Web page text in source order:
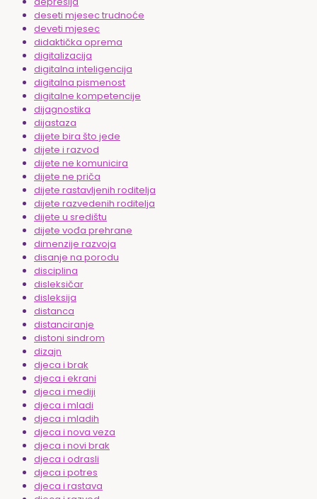
deseti mjesec trudnoće
deveti mjesec
didaktička oprema
digitalizacija
digitalna inteligencija
digitalna pismenost
digitalne kompetencije
dijagnostika
dijastaza
dijete bira što jede
dijete i razvod
dijete ne komunicira
dijete ne priča
dijete rastavljenih roditelja
dijete razvedenih roditelja
dijete u središtu
dijete vođa prehrane
dimenzije razvoja
disanje na porodu
disciplina
disleksičar
disleksija
distanca
distanciranje
distoni sindrom
dizajn
djeca i brak
djeca i ekrani
djeca i mediji
djeca i mladi
djeca i mladih
djeca i nova veza
djeca i novi brak
djeca i odrasli
djeca i potres
djeca i rastava